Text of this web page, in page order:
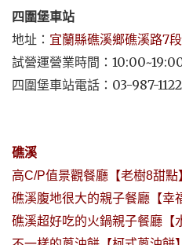
四圍堡車站
地址： 宜蘭縣礁溪鄉礁溪路7
試營運營業時間：
四圍堡車站電話：03-987-1122
礁溪
高C/P值景觀餐廳【老樹8甜
礁溪腹地很大的親子餐廳【幸
礁溪超好吃的火鍋親子餐廳【